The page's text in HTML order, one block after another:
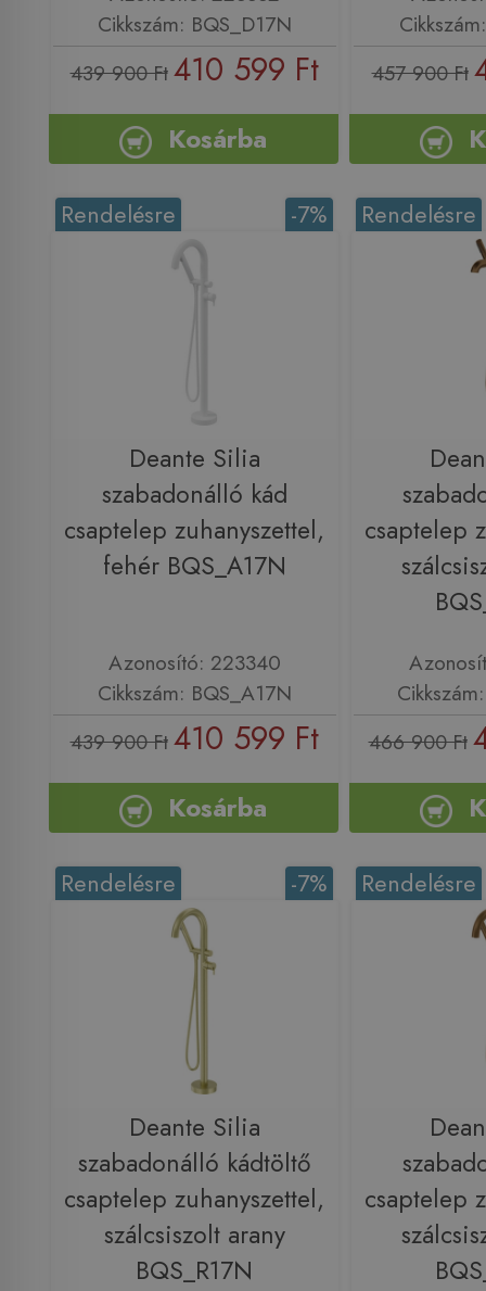
Cikkszám: BQS_D17N
439 900 Ft 410 599 Ft
Kosárba
457 900 Ft
-7%
Rendelésre
Deante Silia
szabadonálló kád
csaptelep zuhanyszettel,
fehér BQS_A17N
Azonosító: 223340
Cikkszám: BQS_A17N
439 900 Ft 410 599 Ft
Kosárba
Rendelésre
csaptelep
466 900 Ft
-7%
Rendelésre
Deante Silia
szabadonálló kádtöltő
csaptelep zuhanyszettel,
szálcsiszolt arany
BQS_R17N
Rendelésre
csaptelep